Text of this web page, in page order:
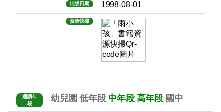
出版日期 1998-08-01
資源快掃
適讀年
段
幼兒園 低年段 中年段 高年段 國中